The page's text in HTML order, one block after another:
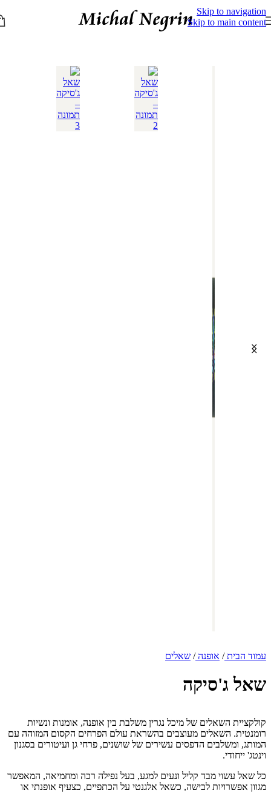
Skip to navigation
Skip to main content
עמוד הבית/ אופנה/ שאלים
שאל ג'סיקה
קולקציית השאלים של מיכל נגרין משלבת בין אופנה, אומנות ונשיות
רומנטית. השאלים מעוצבים בהשראת עולם הפרחים הקסום המזוהה עם
המותג, ומשלבים הדפסים עשירים של שושנים, פרחי גן ועיטורים בסגנון
וינטג' ייחודי.
כל שאל עשוי מבד קליל ונעים למגע, בעל נפילה רכה ומחמיאה, המאפשר
מגוון אפשרויות לבישה, כשאל אלגנטי על הכתפיים, כצעיף אופנתי או